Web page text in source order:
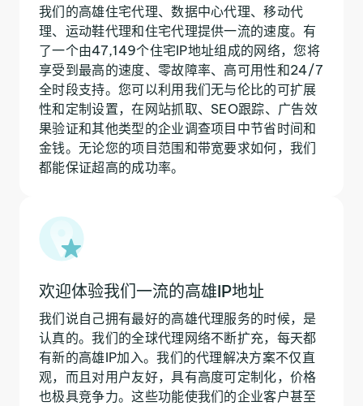
我们的高雄住宅代理、数据中心代理、移动代
理、运动鞋代理和住宅代理提供一流的速度。有
了一个由47,149个住宅IP地址组成的网络，您将
享受到最高的速度、零故障率、高可用性和24/7
全时段支持。您可以利用我们无与伦比的可扩展
性和定制设置，在网站抓取、SEO跟踪、广告效
果验证和其他类型的企业调查项目中节省时间和
金钱。无论您的项目范围和带宽要求如何，我们
都能保证超高的成功率。
欢迎体验我们一流的高雄IP地址
我们说自己拥有最好的高雄代理服务的时候，是
认真的。我们的全球代理网络不断扩充，每天都
有新的高雄IP加入。我们的代理解决方案不仅直
观，而且对用户友好，具有高度可定制化，价格
也极具竞争力。这些功能使我们的企业客户甚至